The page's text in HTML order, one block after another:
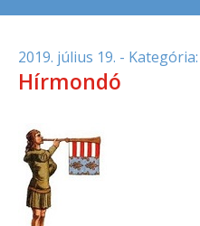
2019. július 19. - Kategória:
Hírmondó